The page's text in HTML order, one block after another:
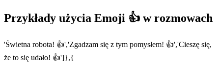
Przykłady użycia Emoji 👍 w rozmowach
'Świetna robota! 👍','Zgadzam się z tym pomysłem! 👍','Cieszę się,
że to się udało! 👍']},{